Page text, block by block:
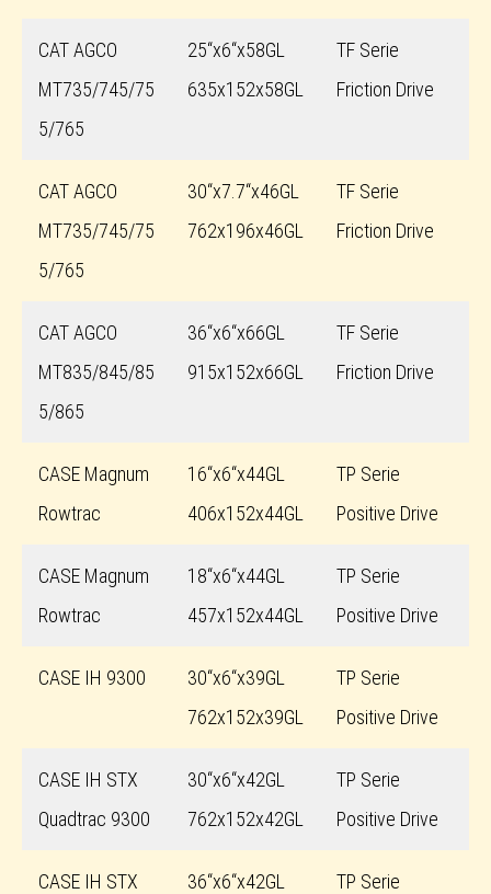
CAT AGCO
MT735/745/75
5/765
25“x6“x58GL
635x152x58GL
TF Serie
Friction Drive
CAT AGCO
MT735/745/75
5/765
30“x7.7“x46GL
762x196x46GL
TF Serie
Friction Drive
CAT AGCO
MT835/845/85
5/865
36“x6“x66GL
915x152x66GL
TF Serie
Friction Drive
CASE Magnum
Rowtrac
16“x6“x44GL
406x152x44GL
TP Serie
Positive Drive
CASE Magnum
Rowtrac
18“x6“x44GL
457x152x44GL
TP Serie
Positive Drive
CASE IH 9300
30“x6“x39GL
762x152x39GL
TP Serie
Positive Drive
CASE IH STX
Quadtrac 9300
30“x6“x42GL
762x152x42GL
TP Serie
Positive Drive
CASE IH STX
36“x6“x42GL
TP Serie